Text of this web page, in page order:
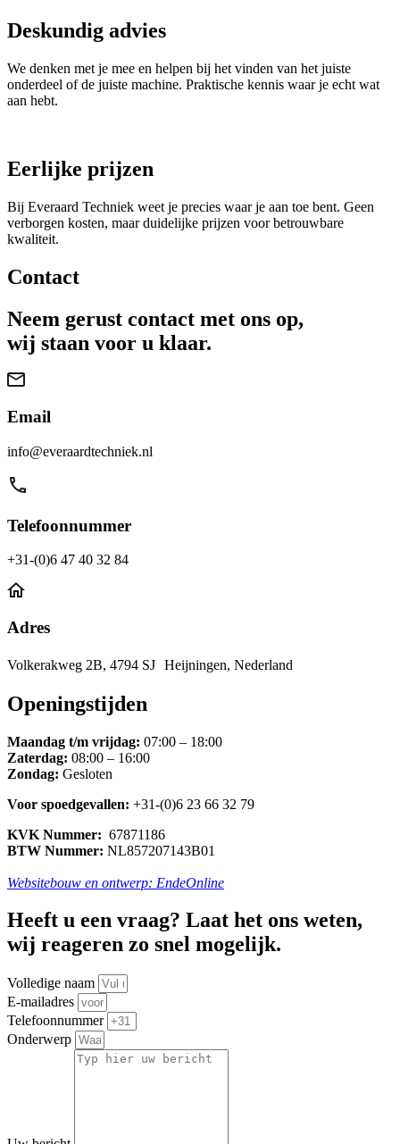
Deskundig advies
We denken met je mee en helpen bij het vinden van het juiste
onderdeel of de juiste machine. Praktische kennis waar je echt wat
aan hebt.
Eerlijke prijzen
Bij Everaard Techniek weet je precies waar je aan toe bent. Geen
verborgen kosten, maar duidelijke prijzen voor betrouwbare
kwaliteit.
Contact
Neem gerust contact met ons op,
wij staan voor u klaar.
Email
info@everaardtechniek.nl
Telefoonnummer
+31-(0)6 47 40 32 84
Adres
Volkerakweg 2B, 4794 SJ Heijningen, Nederland
Openingstijden
Maandag t/m vrijdag: 07:00 – 18:00
Zaterdag: 08:00 – 16:00
Zondag: Gesloten
Voor spoedgevallen: +31-(0)6 23 66 32 79
KVK Nummer: 67871186
BTW Nummer: NL857207143B01
Websitebouw en ontwerp: EndeOnline
Heeft u een vraag? Laat het ons weten,
wij reageren zo snel mogelijk.
Volledige naam
E-mailadres
Telefoonnummer
Onderwerp